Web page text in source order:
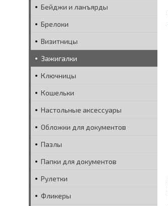
Бейджи и ланъярды
Брелоки
Визитницы
Зажигалки
Ключницы
Кошельки
Настольные аксессуары
Обложки для документов
Пазлы
Папки для документов
Рулетки
Фликеры